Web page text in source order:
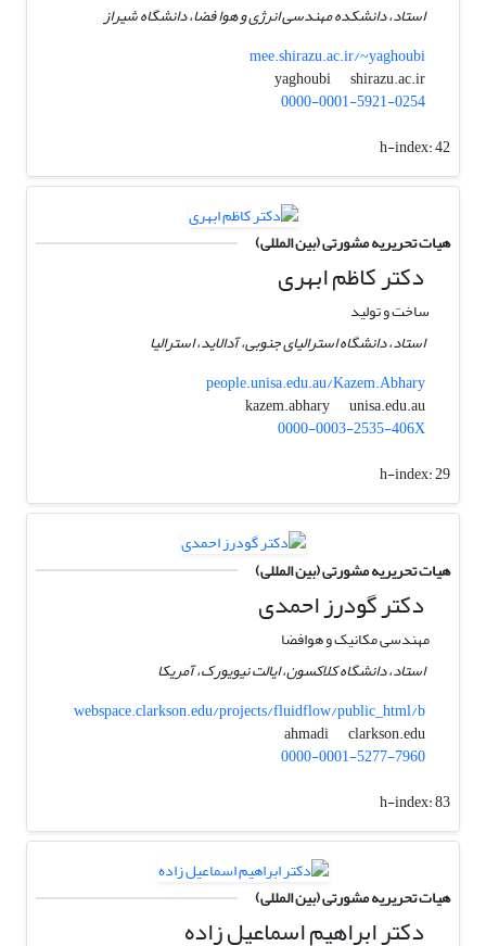
استاد، دانشکده مهندسی انرژی و هوا فضا، دانشگاه شیراز
mee.shirazu.ac.ir/~yaghoubi
yaghoubi
shirazu.ac.ir
0000-0001-5921-0254
h-index:42
هیات تحریریه مشورتی (بین المللی)
دکتر کاظم ابهری
ساخت و تولید
استاد، دانشگاه استرالیای جنوبی، آدالاید، استرالیا
people.unisa.edu.au/Kazem.Abhary
kazem.abhary
unisa.edu.au
0000-0003-2535-406X
h-index:29
هیات تحریریه مشورتی (بین المللی)
دکتر گودرز احمدی
مهندسی مکانیک و هوافضا
استاد، دانشگاه کلاکسون، ایالت نیویورک، آمریکا
webspace.clarkson.edu/projects/fluidflow/public_html/b
ahmadi
clarkson.edu
0000-0001-5277-7960
h-index:83
هیات تحریریه مشورتی (بین المللی)
دکتر ابراهیم اسماعیل زاده